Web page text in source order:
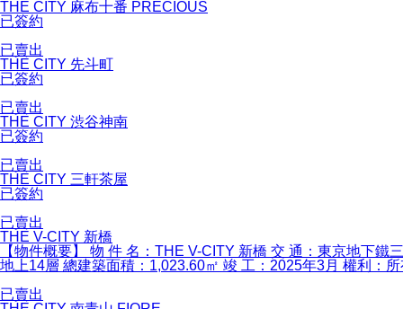
THE CITY 麻布十番 PRECIOUS
已簽約
已賣出
THE CITY 先斗町
已簽約
已賣出
THE CITY 渋谷神南
已簽約
已賣出
THE CITY 三軒茶屋
已簽約
已賣出
THE V-CITY 新橋
【物件概要】 物 件 名：THE V-CITY 新橋 交 通：東京地下
地上14層 總建築面積：1,023.60㎡ 竣 工：2025年3月 權利：
已賣出